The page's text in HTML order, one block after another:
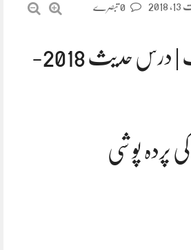
مولانا ابوبکر حنیف | درس حدیث 2018-
پردہ پوشی